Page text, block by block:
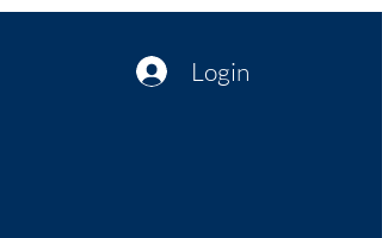
Login